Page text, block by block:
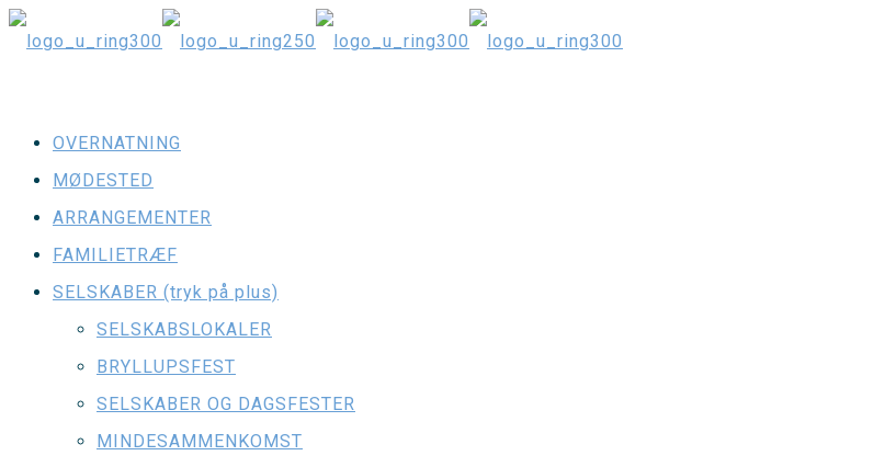
OVERNATNING
MØDESTED
ARRANGEMENTER
FAMILIETRÆF
SELSKABER (tryk på plus)
SELSKABSLOKALER
BRYLLUPSFEST
SELSKABER OG DAGSFESTER
MINDESAMMENKOMST